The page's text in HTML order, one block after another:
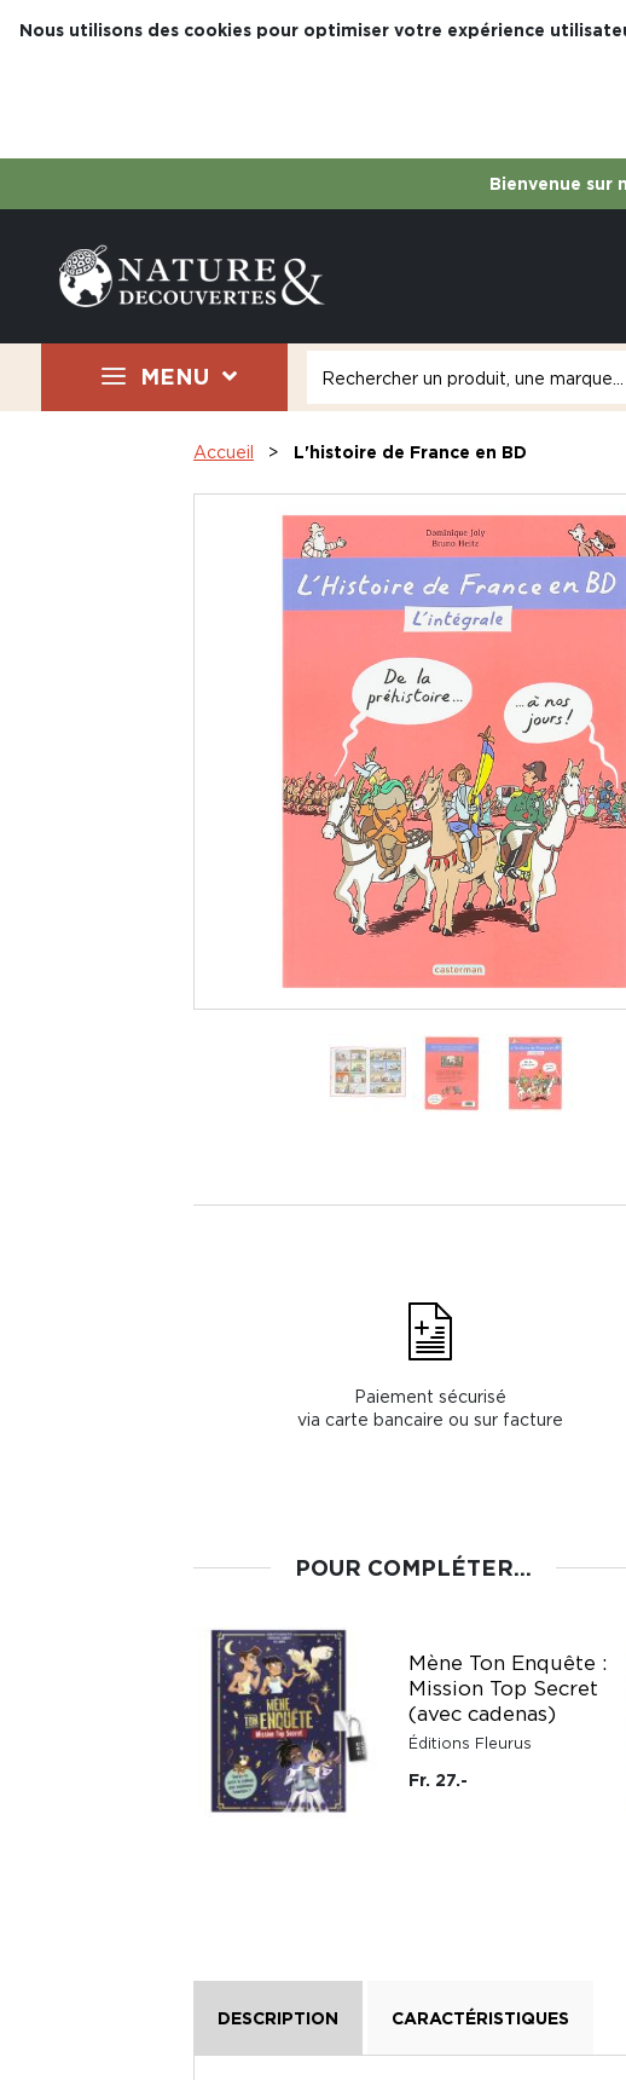
Nous utilisons des cookies pour optimiser votre expérience
Bienvenue sur
MENU
Accueil L'histoire de France en BD
Paiement sécurisé
via carte bancaire ou sur facture
POUR COMPLÉTER...
Mène Ton Enquête :
Mission Top Secret
(avec cadenas)
Éditions Fleurus
Fr. 27.-
DESCRIPTION CARACTÉRISTIQUES